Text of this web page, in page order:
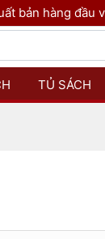
đầu việt nam
TỦ SÁCH